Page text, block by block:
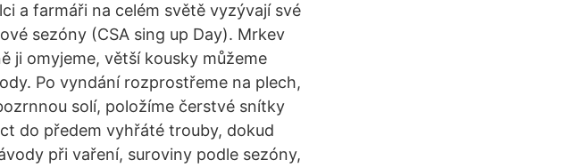
a farmáři na celém světě vyzývají své
sezóny (CSA sing up Day). Mrkev
ji omyjeme, větší kousky můžeme
Po vyndání rozprostřeme na plech,
solí, položíme čerstvé snítky
do předem vyhřáté trouby, dokud
při vaření, suroviny podle sezóny,